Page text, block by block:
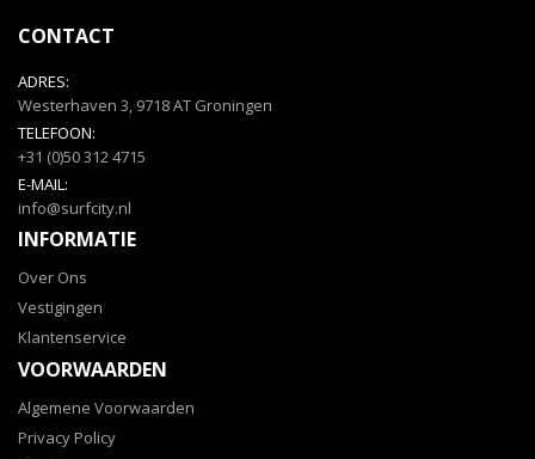
CONTACT
ADRES:
Westerhaven 3, 9718 AT Groningen
TELEFOON:
+31 (0)50 312 4715
E-MAIL:
info@surfcity.nl
INFORMATIE
Over Ons
Vestigingen
Klantenservice
VOORWAARDEN
Algemene Voorwaarden
Privacy Policy